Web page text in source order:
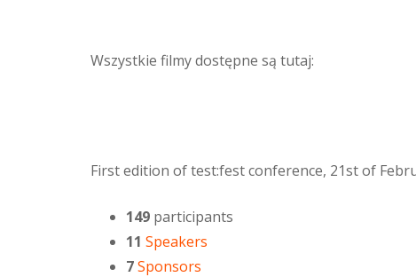
Wszystkie filmy dostępne są tutaj:
First edition of test:fest conference, 21st of
149 participants
11 Speakers
7Sponsors